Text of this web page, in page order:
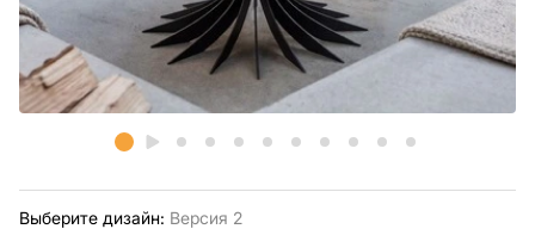
Выберите дизайн: Версия 2